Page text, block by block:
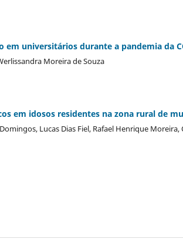
em universitários durante a pandemia da
Moreira de Souza
em idosos residentes na zona rural de
Lucas Dias Fiel, Rafael Henrique Moreira,